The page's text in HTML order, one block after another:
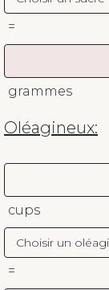
=
grammes
Oléagineux:
cups
=